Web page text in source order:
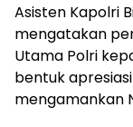
Asisten Kapolri
mengatakan
Utama Polri
bentuk
mengamankan